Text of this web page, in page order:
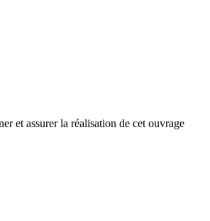
et assurer la réalisation de cet ouvrage